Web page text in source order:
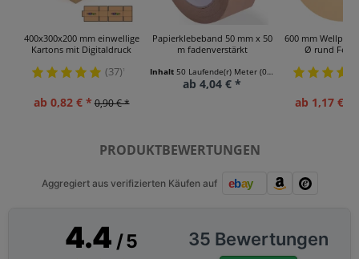
400x300x200 mm einwellige
Kartons mit Digitaldruck
(37)¹
ab 0,82 € * 0,90 € *
Papierklebeband 50 mm x 50
m fadenverstärkt
Inhalt50 Laufende(r) Meter(0,08 € * / 1 Laufende(r) Meter)
ab 4,04 € *
600 mm
Ø rund
ab 1,17 € *
PRODUKTBEWERTUNGEN
Aggregiert aus verifizierten Käufen auf
4.4 / 5 35 Bewertungen